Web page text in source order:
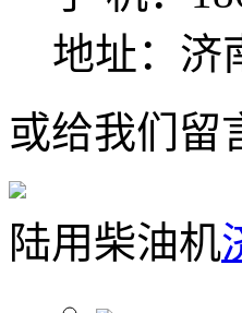
地址：济
或给我们留
陆用柴油机